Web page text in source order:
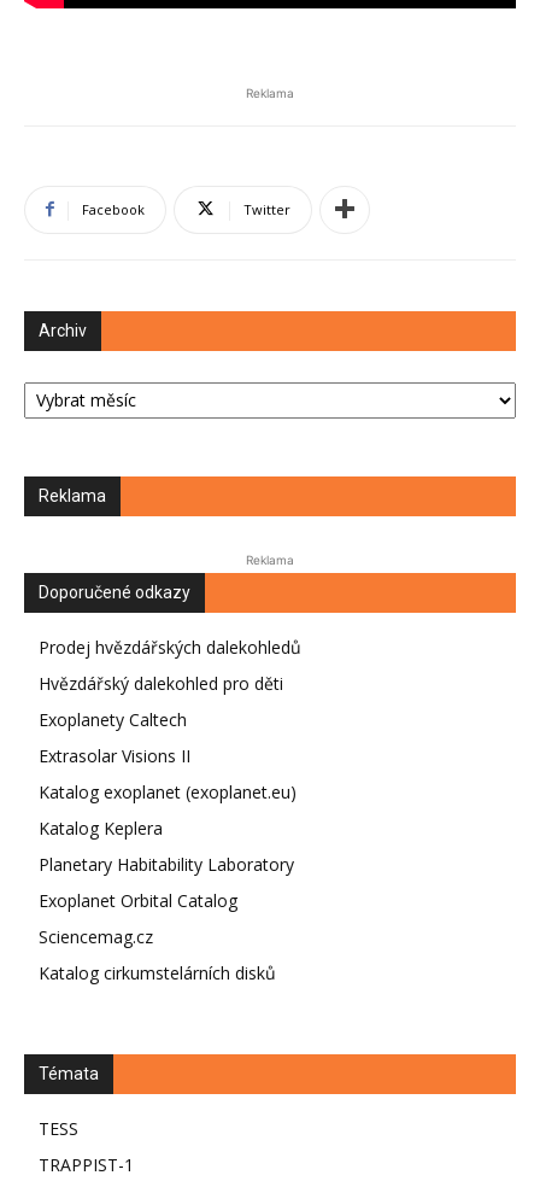
Reklama
Facebook Twitter
Archiv
Archiv
Reklama
Reklama
Doporučené odkazy
Prodej hvězdářských dalekohledů
Hvězdářský dalekohled pro děti
Exoplanety Caltech
Extrasolar Visions II
Katalog exoplanet (exoplanet.eu)
Katalog Keplera
Planetary Habitability Laboratory
Exoplanet Orbital Catalog
Sciencemag.cz
Katalog cirkumstelárních disků
Témata
TESS
TRAPPIST-1